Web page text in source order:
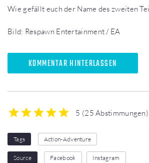
Wie gefällt euch der Name des zweiten
Bild: Respawn Entertainment / EA
KOMMENTAR HINTERLASSEN
5 (25 Abstimmungen)
Tags Action-Adventure
Source Facebook Instagram